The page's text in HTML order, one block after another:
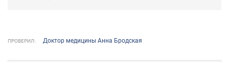
ПРОВЕРИЛ: Доктор медицины Анна Бродская